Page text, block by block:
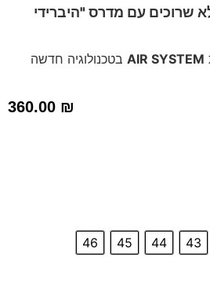
שרוכים עם מדרס "היברידי
AIR SYSTEM בטכנולוגיה חדשה
360.00 ₪
43
44
45
46